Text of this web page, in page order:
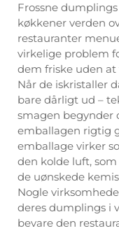
Frossne
køkkener verden
restauranter
virkelige problem
dem friske uden
Når de iskristaller
bare dårligt ud –
smagen begynder
emballagen rigtig
emballage virker
den kolde luft,
de uønskede
Nogle
deres dumplings i
bevare den